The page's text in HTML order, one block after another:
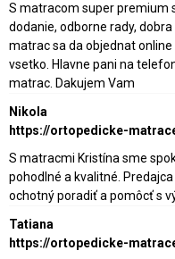
S matracom super premium
dodanie, odborne rady,
matrac sa da objednat
vsetko. Hlavne pani na
matrac. Dakujem Vam
Nikola
https://ortopedicke-
S matracmi Kristína sme
pohodlné a kvalitné.
ochotný poradiť a pomôcť s
Tatiana
https://ortopedicke-